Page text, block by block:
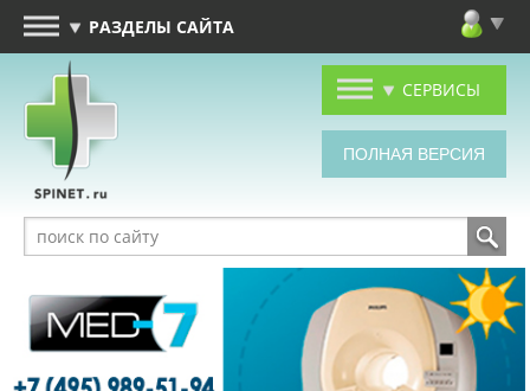
РАЗДЕЛЫ САЙТА
СЕРВИСЫ